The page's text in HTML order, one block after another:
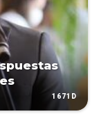
1671D